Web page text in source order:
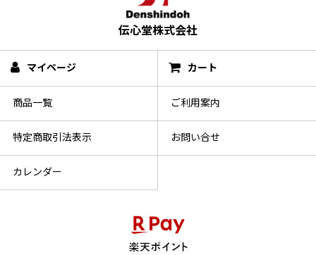
伝心堂株式会社
マイページ カート
商品一覧 ご利用案内
特定商取引法表示 お問い合せ
カレンダー